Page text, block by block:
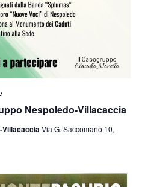
Nespoledo-Villacaccia
VillacacciaVia G. Saccomano 10,